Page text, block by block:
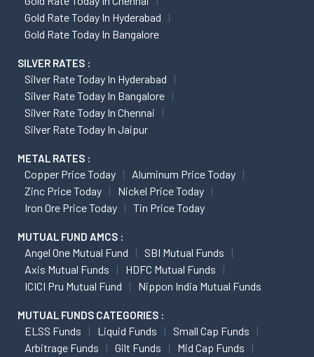
Gold Rate Today In Hyderabad
Gold Rate Today In Bangalore
SILVER RATES :
Silver Rate Today In Hyderabad
Silver Rate Today In Bangalore
Silver Rate Today In Chennai
Silver Rate Today In Jaipur
METAL RATES :
Copper Price Today
Aluminum Price Today
Zinc Price Today
Nickel Price Today
Iron Ore Price Today
Tin Price Today
MUTUAL FUND AMCS :
Angel One Mutual Fund
SBI Mutual Funds
Axis Mutual Funds
HDFC Mutual Funds
ICICI Pru Mutual Fund
Nippon India Mutual Funds
MUTUAL FUNDS CATEGORIES :
ELSS Funds Liquid Funds
Small Cap Funds
Arbitrage Funds
Gilt Funds
Mid Cap Funds